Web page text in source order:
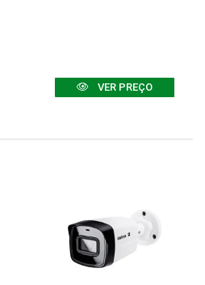
VER PREÇO